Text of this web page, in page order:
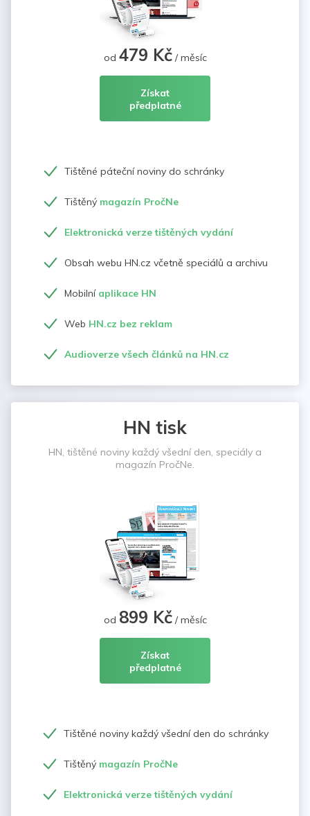
od 479 Kč/ měsíc
Získat
předplatné
Tištěné páteční noviny do schránky
Tištěný magazín PročNe
Elektronická verze tištěných vydání
Obsah webu HN.cz včetně speciálů a archivu
Mobilní aplikace HN
Web HN.cz bez reklam
Audioverze všech článků na HN.cz
HN tisk
HN, tištěné noviny každý všední den, speciály a
magazín PročNe.
od 899 Kč/ měsíc
Získat
předplatné
Tištěné noviny každý všední den do schránky
Tištěný magazín PročNe
Elektronická verze tištěných vydání